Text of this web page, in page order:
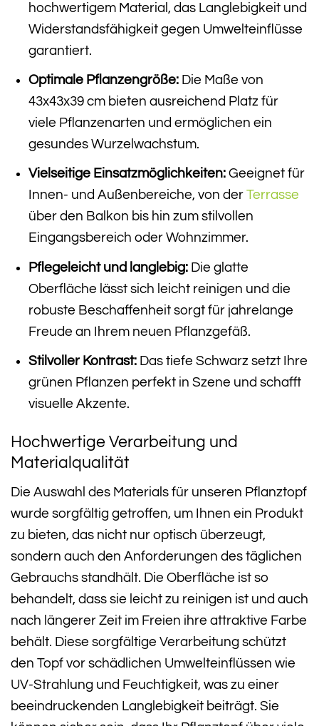
hochwertigem Material, das Langlebigkeit und
Widerstandsfähigkeit gegen Umwelteinflüsse
garantiert.
Optimale Pflanzengröße:Die Maße von
43x43x39 cm bieten ausreichend Platz für
viele Pflanzenarten und ermöglichen ein
gesundes Wurzelwachstum.
Vielseitige Einsatzmöglichkeiten:Geeignet für
Innen- und Außenbereiche, von der Terrasse
über den Balkon bis hin zum stilvollen
Eingangsbereich oder Wohnzimmer.
Pflegeleicht und langlebig:Die glatte
Oberfläche lässt sich leicht reinigen und die
robuste Beschaffenheit sorgt für jahrelange
Freude an Ihrem neuen Pflanzgefäß.
Stilvoller Kontrast:Das tiefe Schwarz setzt Ihre
grünen Pflanzen perfekt in Szene und schafft
visuelle Akzente.
Hochwertige Verarbeitung und
Materialqualität
Die Auswahl des Materials für unseren Pflanztopf
wurde sorgfältig getroffen, um Ihnen ein Produkt
zu bieten, das nicht nur optisch überzeugt,
sondern auch den Anforderungen des täglichen
Gebrauchs standhält. Die Oberfläche ist so
behandelt, dass sie leicht zu reinigen ist und auch
nach längerer Zeit im Freien ihre attraktive Farbe
behält. Diese sorgfältige Verarbeitung schützt
den Topf vor schädlichen Umwelteinflüssen wie
UV-Strahlung und Feuchtigkeit, was zu einer
beeindruckenden Langlebigkeit beiträgt. Sie